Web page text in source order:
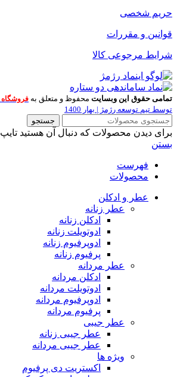
حریم شخصی
قوانین و مقررات
شرایط مرجوعی کالا
تمامی حقوق این وبسایت محفوظ و متعلق به فروشگاه
توسط تیم توسعه رژمژ | بهار 1400
جستجو
برای دیدن محصولات که دنبال آن هستید تایپ
بستن
فهرست
محصولات
عطر و ادکلن
عطر زنانه
ادکلن زنانه
ادوتویلت زنانه
ادوپرفیوم زنانه
پرفیوم زنانه
عطر مردانه
ادکلن مردانه
ادوتویلت مردانه
ادوپرفیوم مردانه
پرفیوم مردانه
عطر جیبی
عطر جیبی زنانه
عطر جیبی مردانه
ویژه ها
اکستریت دی پرفیوم